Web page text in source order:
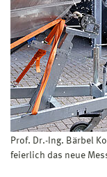
Prof. Dr.-Ing. Bärbel
feierlich das neue